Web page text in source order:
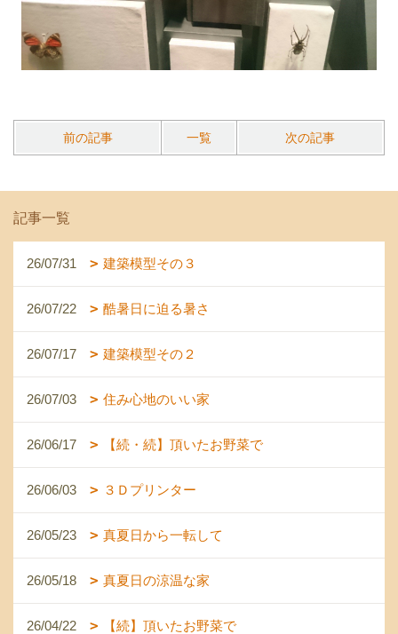
前の記事 一覧 次の記事
記事一覧
26/07/31 建築模型その３
26/07/22 酷暑日に迫る暑さ
26/07/17 建築模型その２
26/07/03 住み心地のいい家
26/06/17 【続・続】頂いたお野菜で
26/06/03 ３Ｄプリンター
26/05/23 真夏日から一転して
26/05/18 真夏日の涼温な家
26/04/22 【続】頂いたお野菜で